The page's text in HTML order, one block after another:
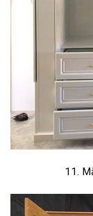
11.